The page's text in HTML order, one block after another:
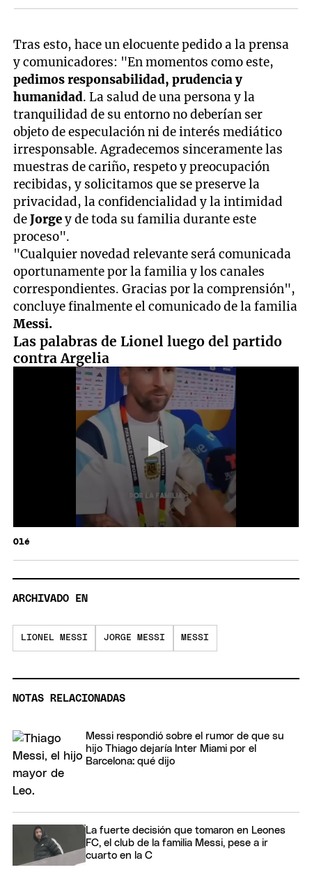
Tras esto, hace un elocuente pedido a la prensa
y comunicadores: "En momentos como este,
pedimos responsabilidad, prudencia y
humanidad. La salud de una persona y la
tranquilidad de su entorno no deberían ser
objeto de especulación ni de interés mediático
irresponsable. Agradecemos sinceramente las
muestras de cariño, respeto y preocupación
recibidas, y solicitamos que se preserve la
privacidad, la confidencialidad y la intimidad
deJorgey de toda su familia durante este
proceso".
"Cualquier novedad relevante será comunicada
oportunamente por la familia y los canales
correspondientes. Gracias por la comprensión",
concluye finalmente el comunicado de la familia
Messi.
Las palabras de Lionel luego del partido
contra Argelia
Olé
ARCHIVADO EN
LIONEL MESSI JORGE MESSI MESSI
NOTAS RELACIONADAS
Messi respondió sobre el rumor de que su
hijo Thiago dejaría Inter Miami por el
Barcelona: qué dijo
La fuerte decisión que tomaron en Leones
FC, el club de la familia Messi, pese a ir
cuarto en la C